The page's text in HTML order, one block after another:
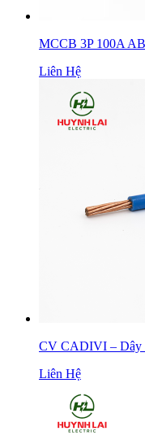
MCCB 3P 100A
Liên Hệ
CV CADIVI – Dây
Liên Hệ